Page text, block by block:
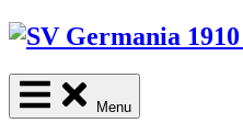
Skip
content
Menu